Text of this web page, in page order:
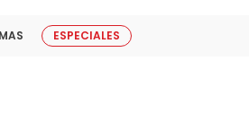
ESPECIALES